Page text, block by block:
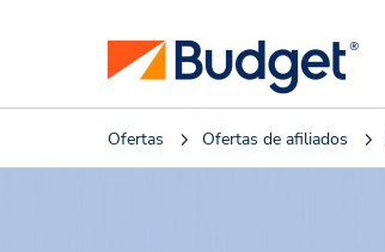
Ofertas Ofertas de afiliados